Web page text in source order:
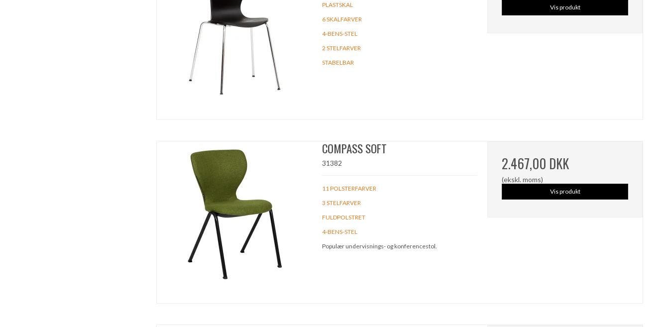
PLASTSKAL
6 SKALFARVER
4-BENS-STEL
2 STELFARVER
STABELBAR
Vis produkt
COMPASS SOFT
31382
11 POLSTERFARVER
3 STELFARVER
FULDPOLSTRET
4-BENS-STEL
Populær undervisnings- og konferencestol.
2.467,00 DKK
(ekskl. moms)
Vis produkt